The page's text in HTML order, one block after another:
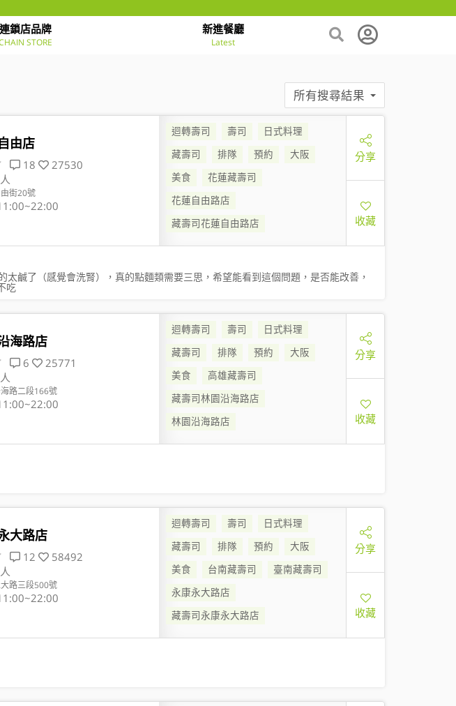
連鎖店品牌
STORE
新進餐廳
Latest
所有搜尋結果
由店
18
27530
街20號
迴轉壽司 壽司
日式料理
藏壽司
排隊 預約
大阪
美食
花蓮藏壽司
花蓮自由路店
藏壽司花蓮自由路店
分享
收藏
太鹹了（感覺會洗腎），真的點麵類需要三思，希望能看到這個問題，是否能改善，
吃
海路店
6
25771
路二段166號
迴轉壽司 壽司
日式料理
藏壽司
排隊 預約
大阪
美食
高雄藏壽司
藏壽司林園沿海路店
林園沿海路店
分享
收藏
大路店
12
58492
路三段500號
迴轉壽司 壽司
日式料理
藏壽司
排隊 預約
大阪
美食
台南藏壽司
臺南藏壽司
永康永大路店
藏壽司永康永大路店
分享
收藏